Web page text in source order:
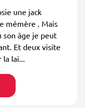
une jack
mémère . Mais
son âge je peut
Et deux visite
la lai...